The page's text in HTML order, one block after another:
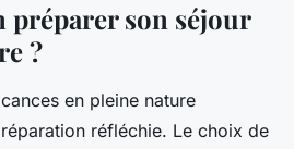
préparer son séjour
?
en pleine nature
réfléchie. Le choix de